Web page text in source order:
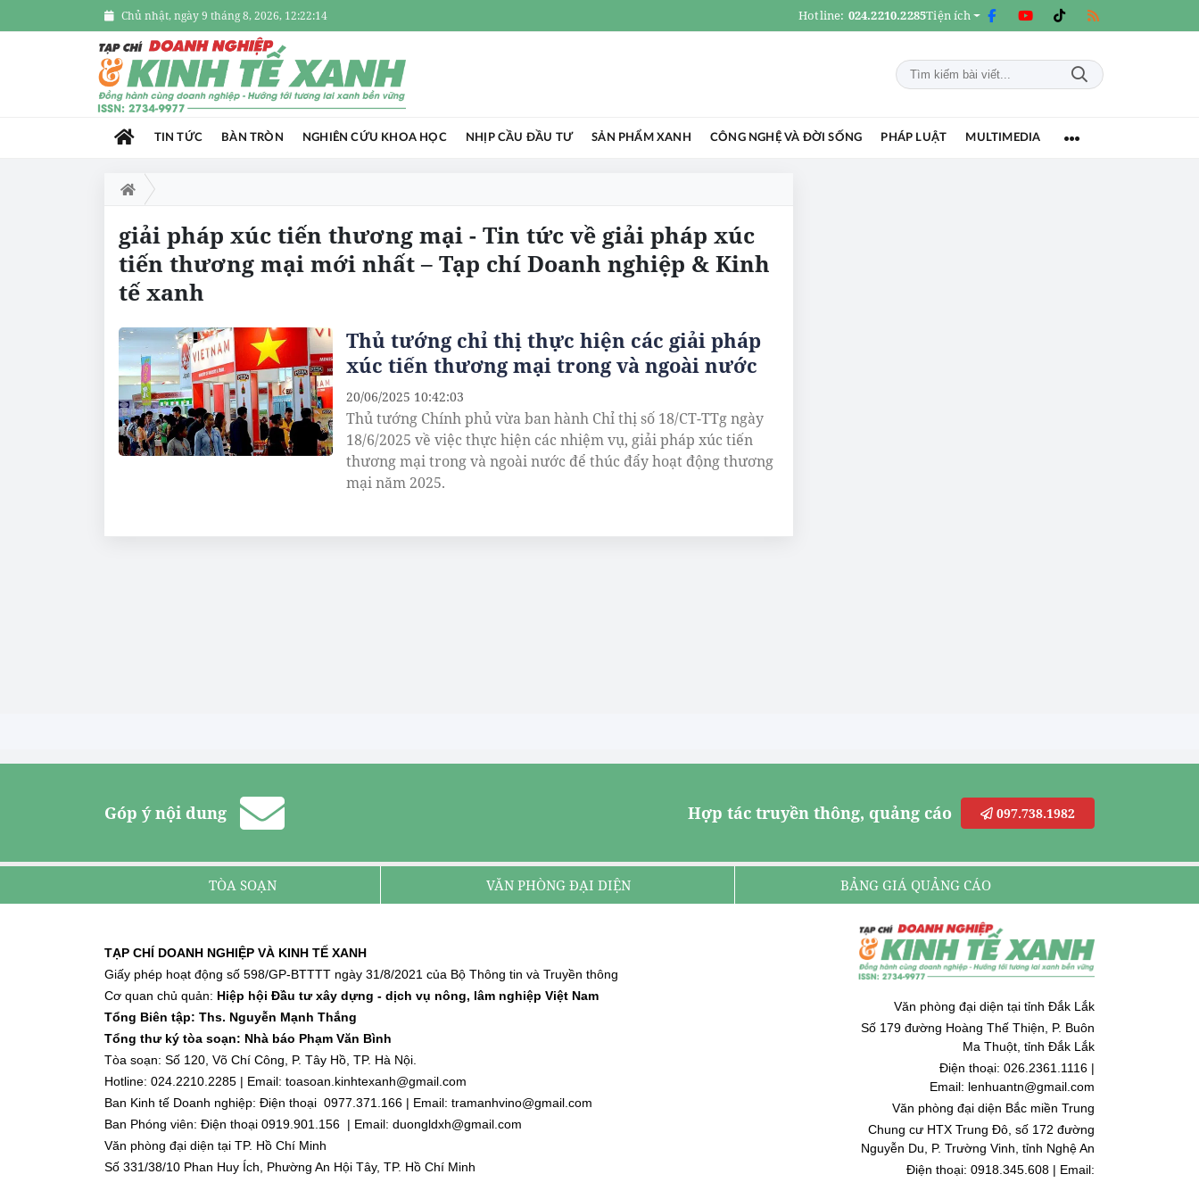
Chủ nhật, ngày 9 tháng 8, 2026, 12:22:14 Hotline: 024.2210.2285Tiện ích
TIN TỨC BÀN TRÒN NGHIÊN CỨU KHOA HỌC NHỊP CẦU ĐẦU TƯ SẢN PHẨM XANH CÔNG NGHỆ VÀ ĐỜI SỐNG PHÁP LUẬT MULTIMEDIA
giải pháp xúc tiến thương mại - Tin tức về giải pháp xúc
tiến thương mại mới nhất – Tạp chí Doanh nghiệp & Kinh
tế xanh
Thủ tướng chỉ thị thực hiện các giải pháp
xúc tiến thương mại trong và ngoài nước
Thủ tướng Chính phủ vừa ban hành Chỉ thị số 18/CT-TTg ngày
18/6/2025 về việc thực hiện các nhiệm vụ, giải pháp xúc tiến
thương mại trong và ngoài nước để thúc đẩy hoạt động thương
mại năm 2025.
20/06/2025 10:42:03
Góp ý nội dung Hợp tác truyền thông, quảng cáo 097.738.1982
TÒA SOẠN VĂN PHÒNG ĐẠI DIỆN BẢNG GIÁ QUẢNG CÁO
TẠP CHÍ DOANH NGHIỆP VÀ KINH TẾ XANH
Giấy phép hoạt động số 598/GP-BTTTT ngày 31/8/2021 của Bộ Thông tin và Truyền thông
Cơ quan chủ quản: Hiệp hội Đầu tư xây dựng - dịch vụ nông, lâm nghiệp Việt Nam
Tổng Biên tập: Ths. Nguyễn Mạnh Thắng
Tổng thư ký tòa soạn: Nhà báo Phạm Văn Bình
Tòa soạn: Số 120, Võ Chí Công, P. Tây Hồ, TP. Hà Nội.
Hotline: 024.2210.2285 | Email: toasoan.kinhtexanh@gmail.com
Ban Kinh tế Doanh nghiệp: Điện thoại 0977.371.166 | Email: tramanhvino@gmail.com
Ban Phóng viên: Điện thoại 0919.901.156 | Email: duongldxh@gmail.com
Văn phòng đại diện tại TP. Hồ Chí Minh
Số 331/38/10 Phan Huy Ích, Phường An Hội Tây, TP. Hồ Chí Minh
Văn phòng đại diện tại tỉnh Đắk Lắk
Số 179 đường Hoàng Thế Thiện, P. Buôn
Ma Thuột, tỉnh Đắk Lắk
Điện thoại: 026.2361.1116 |
Email: lenhuantn@gmail.com
Văn phòng đại diện Bắc miền Trung
Chung cư HTX Trung Đô, số 172 đường
Nguyễn Du, P. Trường Vinh, tỉnh Nghệ An
Điện thoại: 0918.345.608 | Email: